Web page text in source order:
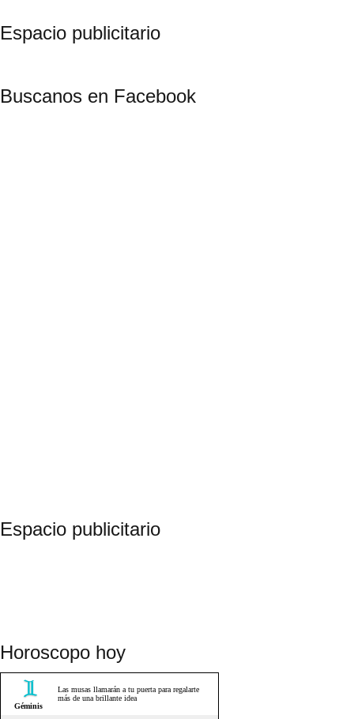
Espacio publicitario
Buscanos en Facebook
Espacio publicitario
Horoscopo hoy